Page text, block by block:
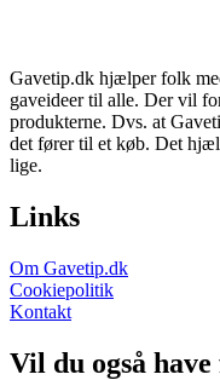
Gavetip.dk hjælper folk
gaveideer til alle. Der vil
produkterne. Dvs. at
det fører til et køb. Det
lige.
Links
Om Gavetip.dk
Cookiepolitik
Kontakt
Vil du også